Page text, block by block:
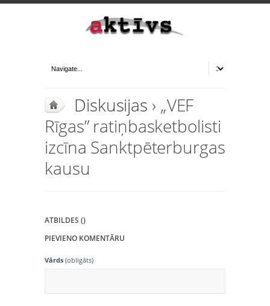
Diskusijas › „VEF
Rīgas” ratiņbasketbolisti
izcīna Sanktpēterburgas
kausu
ATBILDES ()
PIEVIENO KOMENTĀRU
Vārds (obligāts)